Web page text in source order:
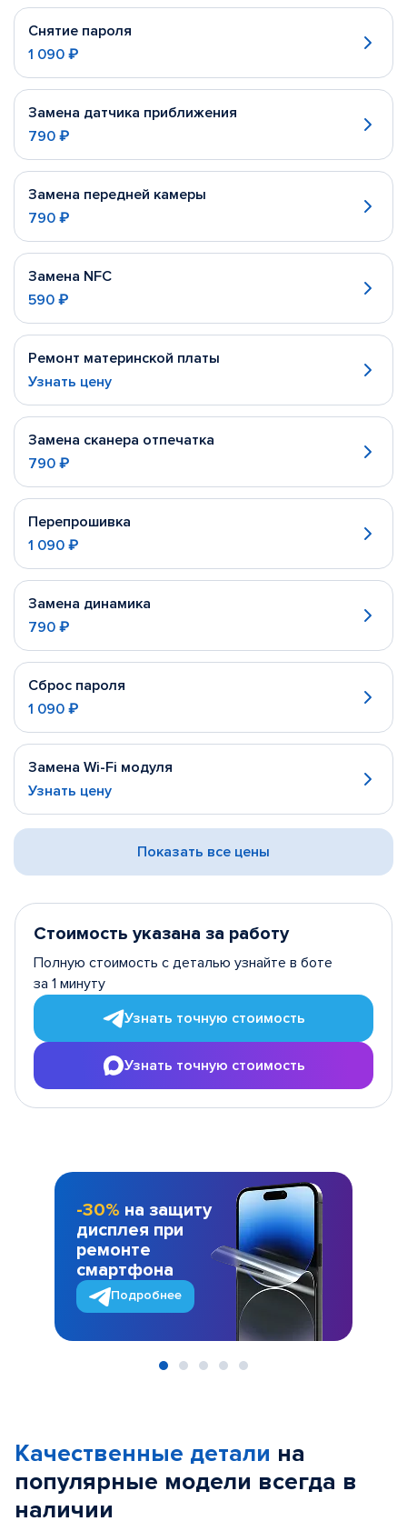
Снятие пароля
1 090 ₽
Замена датчика приближения
790 ₽
Замена передней камеры
790 ₽
Замена NFC
590 ₽
Ремонт материнской платы
Узнать цену
Замена сканера отпечатка
790 ₽
Перепрошивка
1 090 ₽
Замена динамика
790 ₽
Сброс пароля
1 090 ₽
Замена Wi-Fi модуля
Узнать цену
Показать все цены
Стоимость указана за работу
Полную стоимость с деталью узнайте в боте
за 1 минуту
Узнать точную стоимость
Узнать точную стоимость
-30% на защиту
дисплея при
ремонте
смартфона
Подробнее
Качественные детали на
популярные модели всегда в
наличии